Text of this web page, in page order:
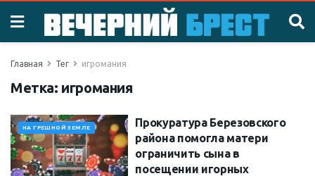
Главная Тег игромания
Метка: игромания
НА ГРЕШНОЙ ЗЕМЛЕ
Прокуратура Березовского
района помогла матери
ограничить сына в
посещении игорных